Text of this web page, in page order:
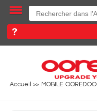
Accueil MOBILE OOREDOO